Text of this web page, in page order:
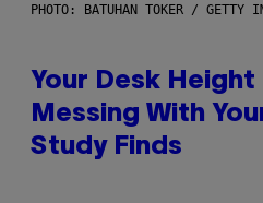
PHOTO: BATUHAN TOKER / GETTY
Your Desk Height
Messing With
Study Finds